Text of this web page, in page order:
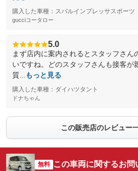
購入した車種：スバルインプレッサスポーツ
gucciコータロー
5.0
まず店内に案内されるとスタッフさ
いですね。どのスタッフさんも接客が
質...
もっと見る
購入した車種：ダイハツタント
ドナちゃん
この販売店のレビュー
無料 この車両に関するお問